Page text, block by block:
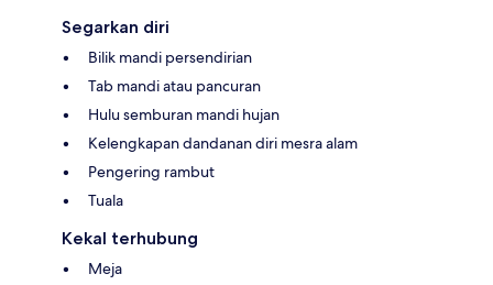
Segarkan diri
Bilik mandi persendirian
Tab mandi atau pancuran
Hulu semburan mandi hujan
Kelengkapan dandanan diri mesra alam
Pengering rambut
Tuala
Kekal terhubung
Meja